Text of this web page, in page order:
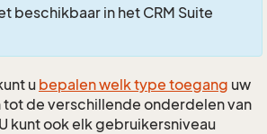
beschikbaar in het CRM Suite
u bepalen welk type toegang uw
de verschillende onderdelen van
kunt ook elk gebruikersniveau